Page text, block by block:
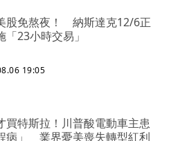
股免熬夜！ 納斯達克12/6正
「23小時交易」
19:05
買特斯拉！川普酸電動車主患
病」 業界憂美喪失轉型紅利